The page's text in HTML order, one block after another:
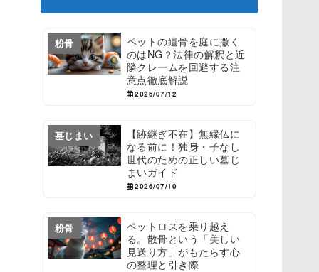
粉骨
ペットの遺骨を庭に撒く
のはNG？法律の解釈と近
隣クレームを回避する注
意点徹底解説
2026/07/12
墓じまい
【跡継ぎ不在】無縁仏に
なる前に！独身・子なし
世代のための正しい墓じ
まいガイド
2026/07/10
粉骨
ペットロスを乗り越え
る。散骨という「美しい
見送り方」がもたらす心
の整理と引き際